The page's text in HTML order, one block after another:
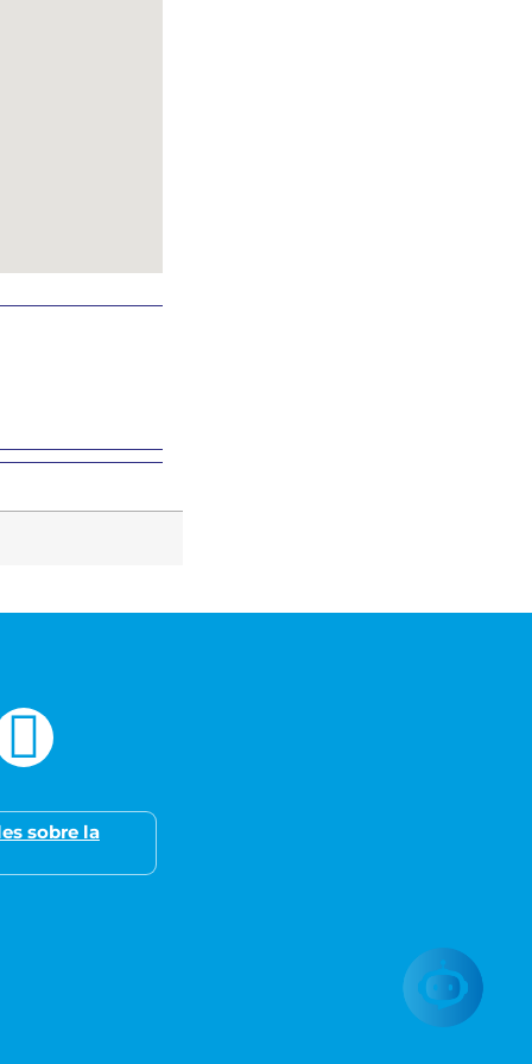
sobre la